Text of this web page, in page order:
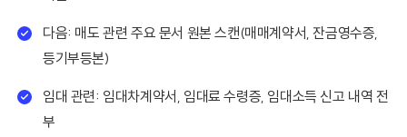
다음: 매도 관련 주요 문서 원본 스캔(매매계약서, 잔금영수증,
등기부등본)
임대 관련: 임대차계약서, 임대료 수령증, 임대소득 신고 내역 전
부